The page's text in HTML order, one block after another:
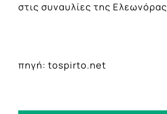
στις συναυλίες της Ελεωνόρας
πηγή: tospirto.net